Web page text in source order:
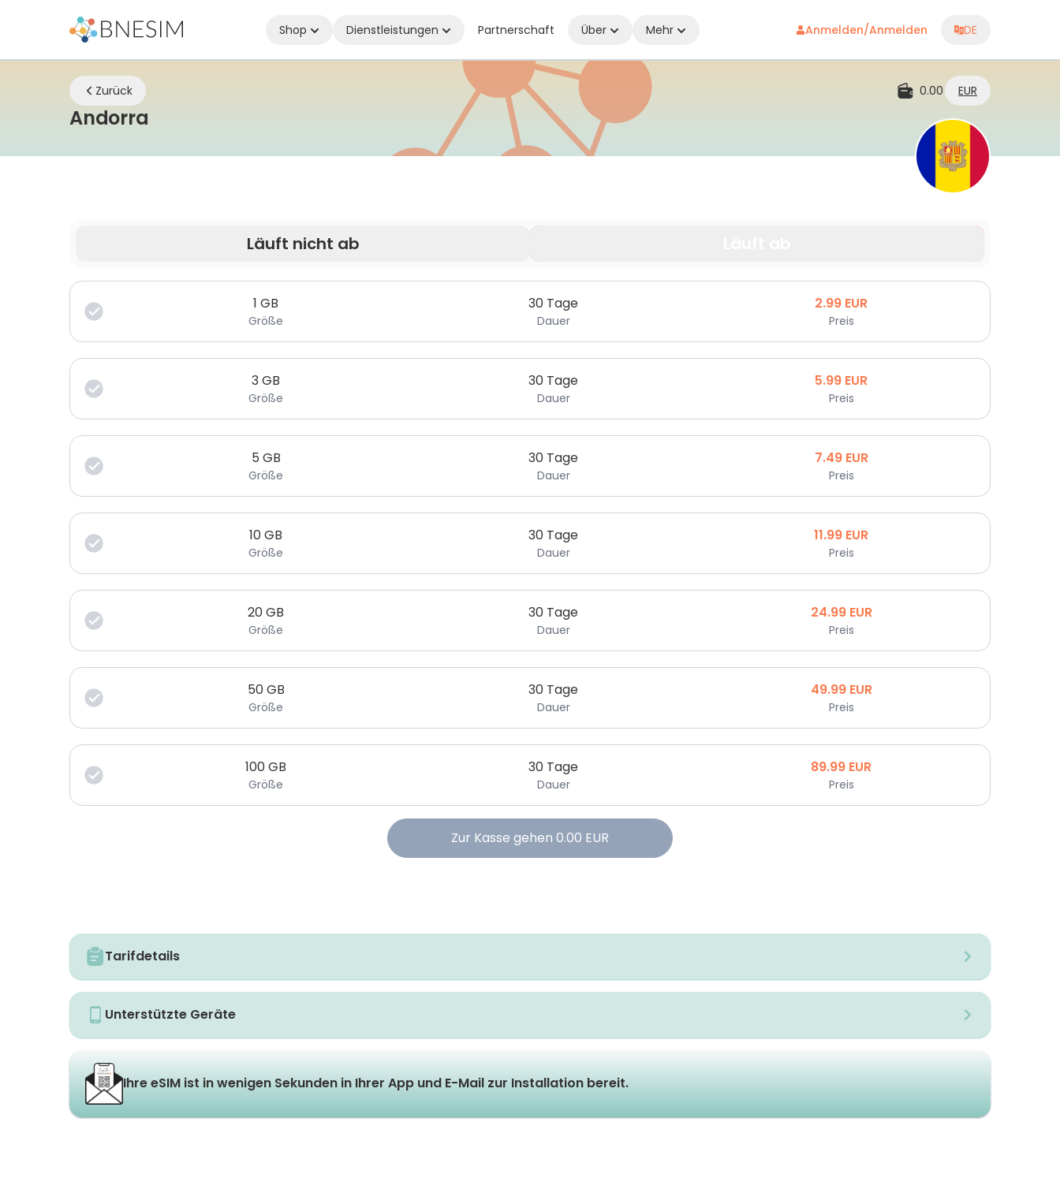
Shop Dienstleistungen Partnerschaft Über Mehr Anmelden/Anmelden DE
Zurück 0.00 EUR
Andorra eSIM | Bleiben Sie überall verbunden, wo Sie auch sind
Läuft nicht ab
Deine Daten sind nur für eine begrenzte Zeit gültig.
1 GB
Größe
30 Tage
Dauer
2.99 EUR
Preis
3GB
Größe
30 Tage
Dauer
5.99 EUR
Preis
5 GB
Größe
30 Tage
Dauer
7.49 EUR
Preis
10GB
Größe
30 Tage
Dauer
11.99 EUR
Preis
20GB
Größe
30 Tage
Dauer
24.99 EUR
Preis
50GB
Größe
30 Tage
Dauer
49.99 EUR
Preis
100GB
Größe
30 Tage
Dauer
89.99 EUR
Preis
Zur Kasse gehen 0.00 EUR
Tarifdetails
Unterstützte Geräte
Ihre eSIM ist in wenigen Sekunden in Ihrer App und E-Mail zur Installation bereit.